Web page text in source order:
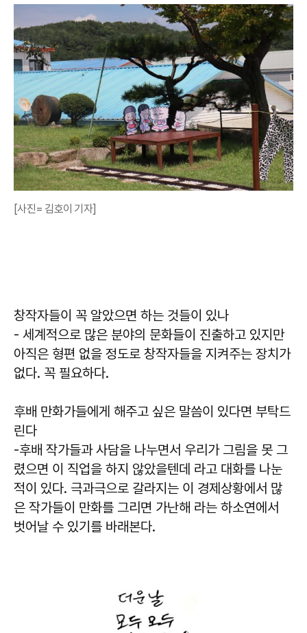
[사진= 김호이 기자]
창작자들이 꼭 알았으면 하는 것들이 있나
- 세계적으로 많은 분야의 문화들이 진출하고 있지만
아직은 형편 없을 정도로 창작자들을 지켜주는 장치가
없다. 꼭 필요하다.
후배 만화가들에게 해주고 싶은 말씀이 있다면 부탁드
린다
-후배 작가들과 사담을 나누면서 우리가 그림을 못 그
렸으면 이 직업을 하지 않았을텐데 라고 대화를 나눈
적이 있다. 극과극으로 갈라지는 이 경제상황에서 많
은 작가들이 만화를 그리면 가난해 라는 하소연에서
벗어날 수 있기를 바래본다.